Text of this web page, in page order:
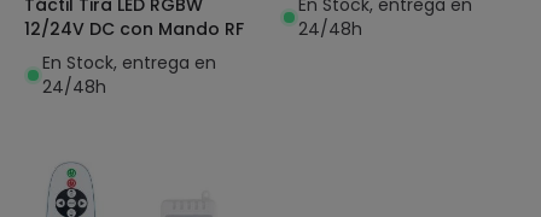
Táctil Tira LED RGBW
12/24V DC con Mando RF
En Stock, entrega en
24/48h
12/24V DC MiBoxer
En Stock, entrega en
24/48h